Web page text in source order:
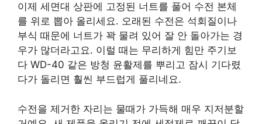
이제 세면대 상판에 고정된 너트를 풀어 수전 본체
를 위로 뽑아 올리세요. 오래된 수전은 석회질이나
부식 때문에 너트가 꽉 물려 있어 잘 안 돌아가는 경
우가 많더라고요. 이럴 때는 무리하게 힘만 주기보
다 WD-40 같은 방청 윤활제를 뿌리고 잠시 기다렸
다가 돌리면 훨씬 부드럽게 풀리네요.
수전을 제거한 자리는 물때가 가득해 매우 지저분할